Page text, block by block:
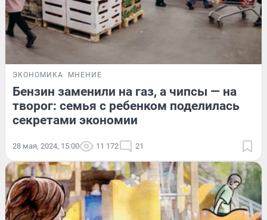
ЭКОНОМИКА МНЕНИЕ
Бензин заменили на газ, а чипсы — на
творог: семья с ребенком поделилась
секретами экономии
28 мая, 2024, 15:00 11 172 21